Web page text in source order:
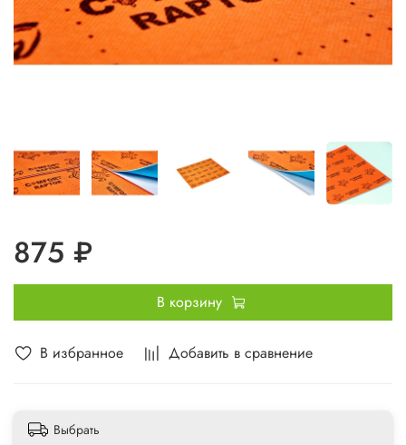
В избранное Добавить в сравнение
875 ₽
В корзину
Выбрать